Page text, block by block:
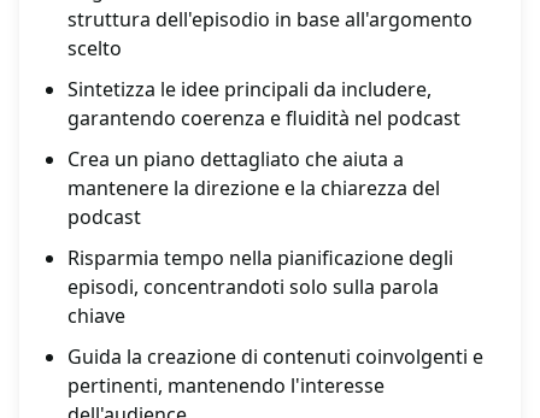
struttura dell'episodio in base all'argomento
scelto
Sintetizza le idee principali da includere,
garantendo coerenza e fluidità nel podcast
Crea un piano dettagliato che aiuta a
mantenere la direzione e la chiarezza del
podcast
Risparmia tempo nella pianificazione degli
episodi, concentrandoti solo sulla parola
chiave
Guida la creazione di contenuti coinvolgenti e
pertinenti, mantenendo l'interesse